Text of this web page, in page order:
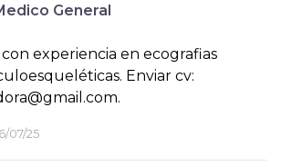
General
experiencia en ecografias
Enviar cv:
07/25